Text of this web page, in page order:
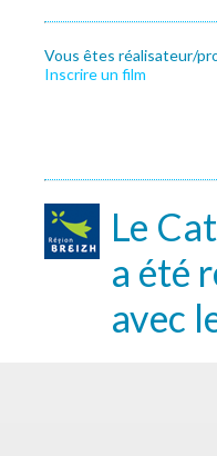
Vous êtes réalisateur/
Inscrire un film
Le
a été
avec